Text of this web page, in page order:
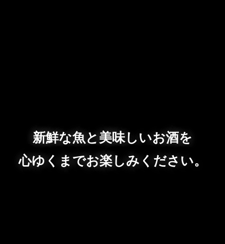
新鮮な魚と美味しいお酒を
心ゆくまでお楽しみください。